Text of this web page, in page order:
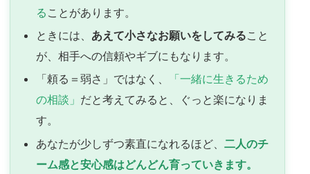
る ことがあります。
ときには、 あえて小さなお願いをしてみること
が、相手への信頼やギブにもなります。
「頼る＝弱さ」ではなく、
「一緒に生きるため
の相談」 だと考えてみると、ぐっと楽になりま
す。
あなたが少しずつ素直になれるほど、二人のチ
ーム感と安心感はどんどん育っていきます。